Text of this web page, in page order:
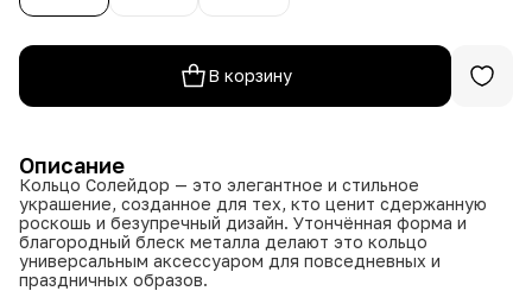
В корзину
Описание
Кольцо Солейдор — это элегантное и стильное
украшение, созданное для тех, кто ценит сдержанную
роскошь и безупречный дизайн. Утончённая форма и
благородный блеск металла делают это кольцо
универсальным аксессуаром для повседневных и
праздничных образов.